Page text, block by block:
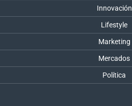
Innovación
Lifestyle
Marketing
Mercados
Política